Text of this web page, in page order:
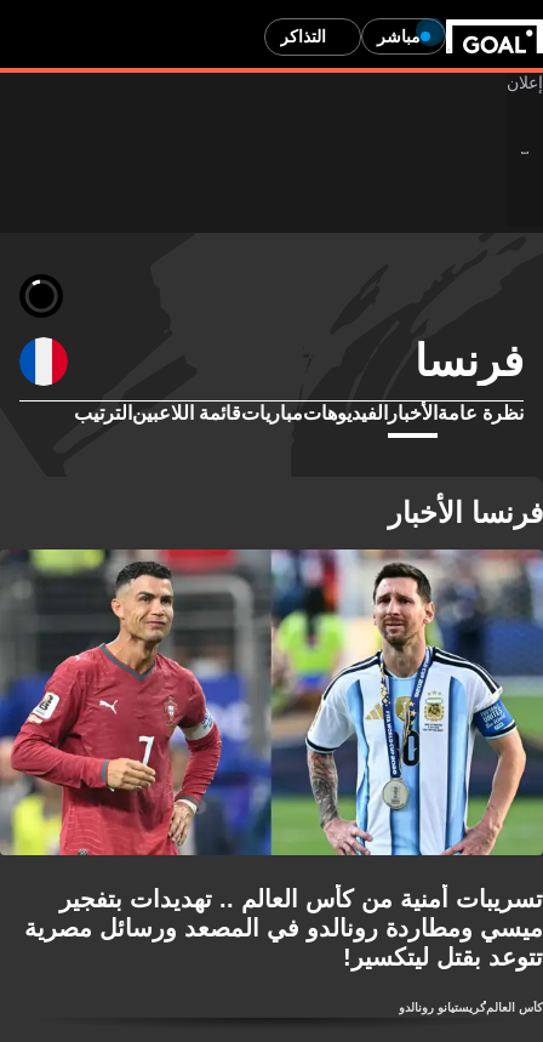
مباشر التذاكر
فرنسا
نظرة عامة الأخبار الفيديوهاتمبارياتقائمة اللاعبين الترتيب
فرنسا الأخبار
تسريبات أمنية من كأس العالم .. تهديدات بتفجير
ميسي ومطاردة رونالدو في المصعد ورسائل مصرية
تتوعد بقتل ليتكسير!
كأس العالمكريستيانو رونالدو